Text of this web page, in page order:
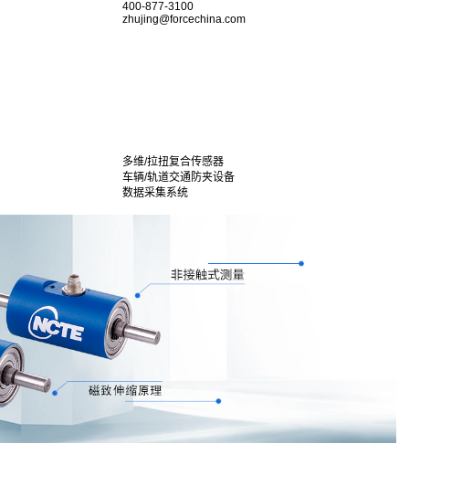
400-877-3100
zhujing@forcechina.com
多维/拉扭复合传感器
车辆/轨道交通防夹设备
数据采集系统